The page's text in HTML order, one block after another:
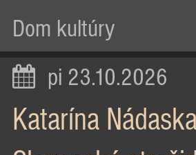
Dom kultúry
pi 23.10.2026
Katarína